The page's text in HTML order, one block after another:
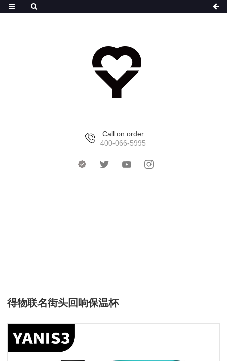
Call on order
400-066-5995
得物联名街头回响保温杯